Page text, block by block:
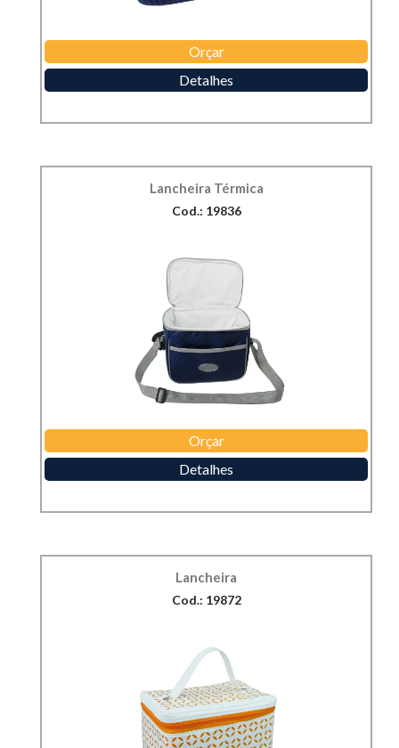
Orçar
Detalhes
Lancheira Térmica
Cod.: 19836
Orçar
Detalhes
Lancheira
Cod.: 19872